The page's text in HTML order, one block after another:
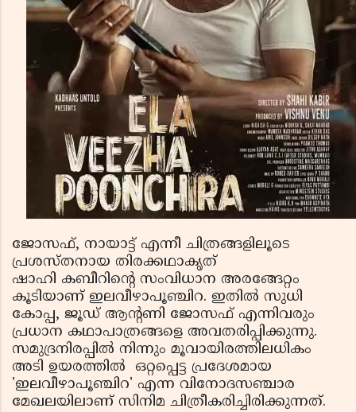
ജോസഫ്, നായാട്ട് എന്നീ ചിത്രങ്ങളിലൂടെ
പ്രശസ്തനായ തിരക്കഥാകൃത്
ഷാഹി കബീറിന്റെ സംവിധാന അരങ്ങേറ്റം
കൂടിയാണ് ഇലവീഴാപൂഞ്ചിറ. ഇതില്‍ സുധി
കോപ്പ, ജൂഡ് ആന്റണി ജോസഫ് എന്നിവരും
പ്രധാന കഥാപാത്രങ്ങളെ അവതരിപ്പിക്കുന്നു.
സമുദ്രനിരപ്പില്‍ നിന്നും മൂവായിരത്തിലധികം
അടി ഉയരത്തില്‍ ഒറ്റപ്പെട്ട പ്രദേശമായ
'ഇലവീഴാപൂഞ്ചിറ' എന്ന വിനോദസഞ്ചാര
മേഖലയിലാണ് സിനിമ ചിത്രീകരിച്ചിരിക്കുന്നത്.